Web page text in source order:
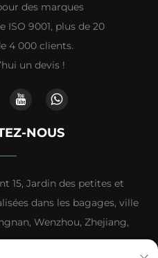
des marques
ISO 9001, plus de 20
4 000 clients.
un devis !
NOUS
15, Jardin des petites et
dans les bagages, ville
Wenzhou, Zhejiang,